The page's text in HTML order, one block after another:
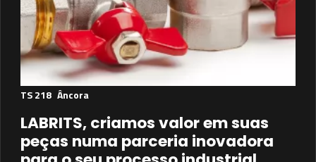
TS 218 Âncora
LABRITS, criamos valor em suas
peças numa parceria inovadora